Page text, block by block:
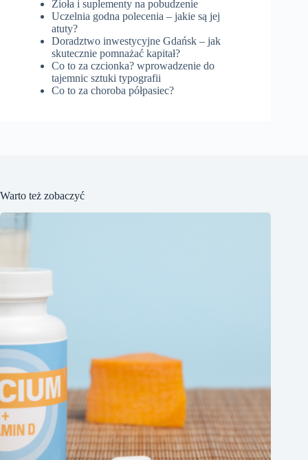
Zioła i suplementy na pobudzenie
Uczelnia godna polecenia – jakie są jej
atuty?
Doradztwo inwestycyjne Gdańsk – jak
skutecznie pomnażać kapitał?
Co to za czcionka? wprowadzenie do
tajemnic sztuki typografii
Co to za choroba półpasiec?
Warto też zobaczyć